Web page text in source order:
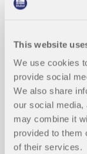
This website
We use cookies
provide social
We also share
our social media,
may combine it
provided to them
of their services.
Ir para os